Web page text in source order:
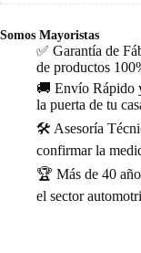
Somos Mayoristas
✅ Garantía de
de productos
🚚 Envío Rápido
la puerta de tu
🛠️ Asesoría
confirmar la
🏆 Más de 40
el sector